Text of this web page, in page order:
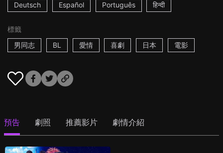
Deutsch Español Português हिन्दी
標籤
男同志
BL 愛情 喜劇 日本 電影
預告 劇照 推薦影片 劇情介紹